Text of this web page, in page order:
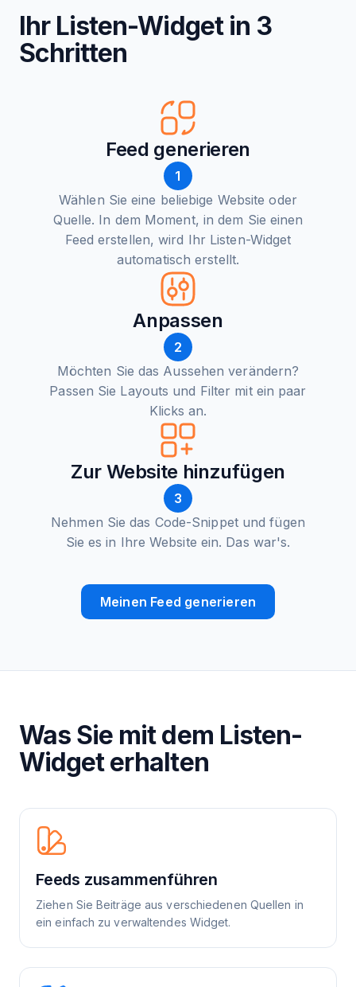
Ihr Listen-Widget in 3
Schritten
Feed generieren
1
Wählen Sie eine beliebige Website oder
Quelle. In dem Moment, in dem Sie einen
Feed erstellen, wird Ihr Listen-Widget
automatisch erstellt.
Anpassen
2
Möchten Sie das Aussehen verändern?
Passen Sie Layouts und Filter mit ein paar
Klicks an.
Zur Website hinzufügen
3
Nehmen Sie das Code-Snippet und fügen
Sie es in Ihre Website ein. Das war's.
Meinen Feed generieren
Was Sie mit dem Listen-
Widget erhalten
Feeds zusammenführen
Ziehen Sie Beiträge aus verschiedenen Quellen in
ein einfach zu verwaltendes Widget.